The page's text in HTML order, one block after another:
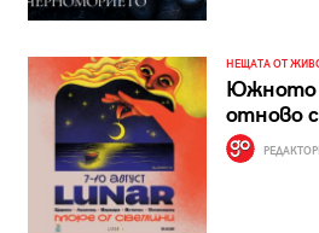
НЕЩАТА ОТ
Южното
отново